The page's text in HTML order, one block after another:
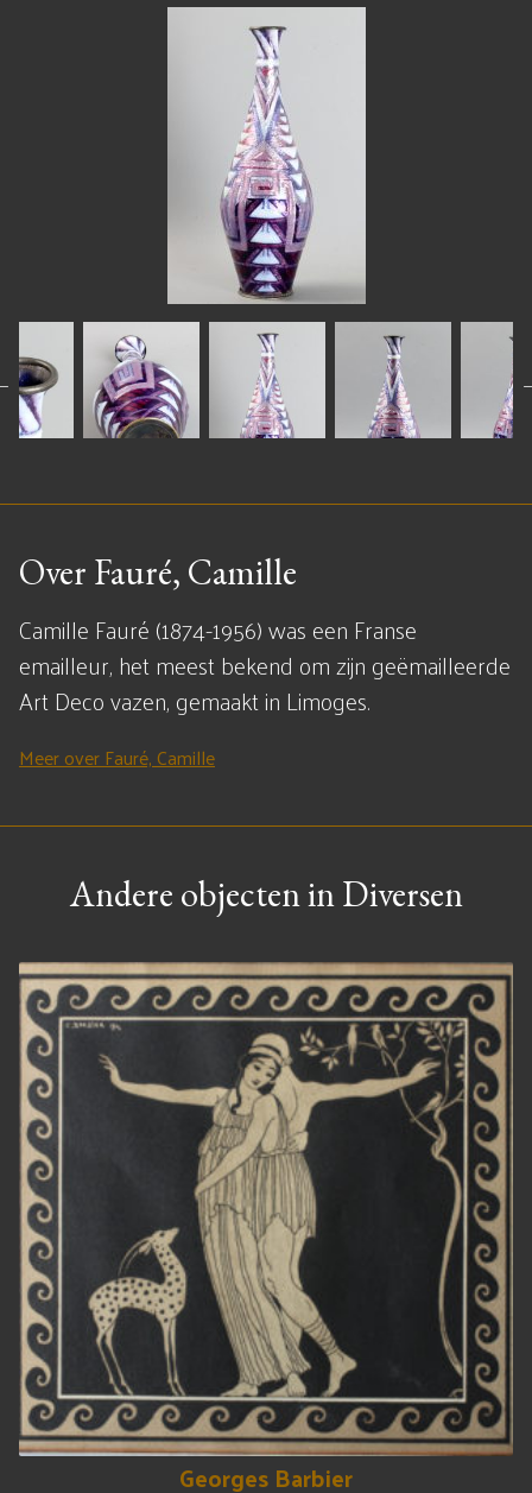
Over Fauré, Camille
Camille Fauré (1874-1956) was een Franse
emailleur, het meest bekend om zijn geëmailleerde
Art Deco vazen, gemaakt in Limoges.
Meer over Fauré, Camille
Andere objecten in Diversen
Georges Barbier